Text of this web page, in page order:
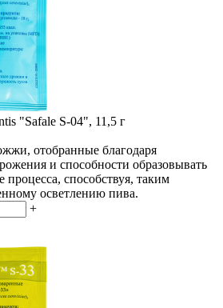
"Safale S-04", 11,5 г
отобранные благодаря
и способности образовывать
способствуя, таким
осветлению пива.
+